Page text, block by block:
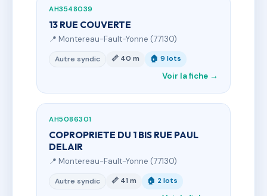
AH3548039
13 RUE COUVERTE
📍 Montereau-Fault-Yonne (77130)
Autre syndic 📏 40 m 🏠 9 lots
Voir la fiche →
AH5086301
COPROPRIETE DU 1 BIS RUE PAUL
DELAIR
📍 Montereau-Fault-Yonne (77130)
Autre syndic 📏 41 m 🏠 2 lots